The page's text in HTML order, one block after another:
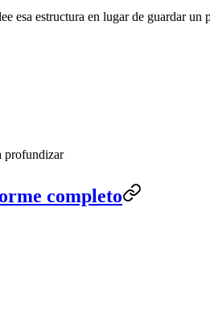
esa estructura en lugar de guardar
profundizar
completo